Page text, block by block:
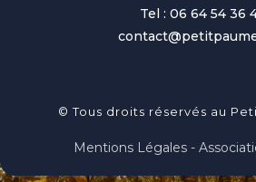
Tel : 06 64 54 36
© Tous droits réservés au
Mentions Légales -